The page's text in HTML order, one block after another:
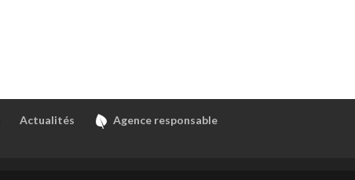
Actualités
Agence responsable